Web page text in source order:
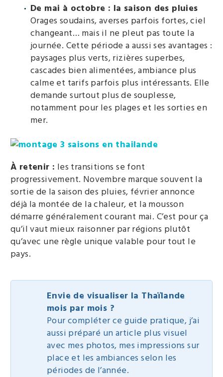
De mai à octobre : la saison des pluies
Orages soudains, averses parfois fortes, ciel
changeant… mais il ne pleut pas toute la
journée. Cette période a aussi ses avantages :
paysages plus verts, rizières superbes,
cascades bien alimentées, ambiance plus
calme et tarifs parfois plus intéressants. Elle
demande surtout plus de souplesse,
notamment pour les plages et les sorties en
mer.
À retenir : les transitions se font
progressivement. Novembre marque souvent la
sortie de la saison des pluies, février annonce
déjà la montée de la chaleur, et la mousson
démarre généralement courant mai. C’est pour ça
qu’il vaut mieux raisonner par régions plutôt
qu’avec une règle unique valable pour tout le
pays.
Envie de visualiser la Thaïlande
mois par mois ?
Pour compléter ce guide pratique, j’ai
aussi préparé un article plus visuel
avec mes photos, mes impressions sur
place et les ambiances selon les
périodes de l’année.